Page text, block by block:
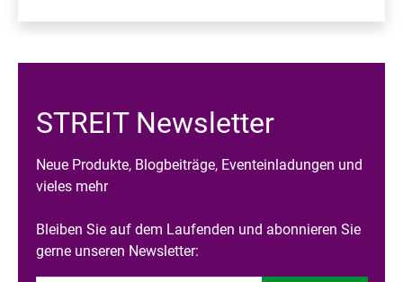
STREIT Newsletter
Neue Produkte, Blogbeiträge, Eventeinladungen und
vieles mehr
Bleiben Sie auf dem Laufenden und abonnieren Sie
gerne unseren Newsletter: